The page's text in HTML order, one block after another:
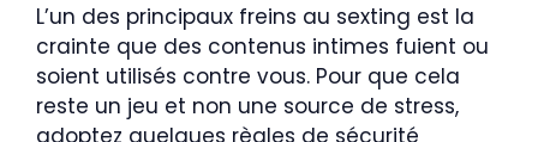
L’un des principaux freins au sexting est la
crainte que des contenus intimes fuient ou
soient utilisés contre vous. Pour que cela
reste un jeu et non une source de stress,
adoptez quelques règles de sécurité